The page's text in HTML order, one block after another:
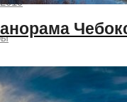
Александр Демьянов